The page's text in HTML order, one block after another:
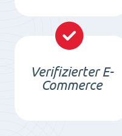
Verifizierter E-
Commerce